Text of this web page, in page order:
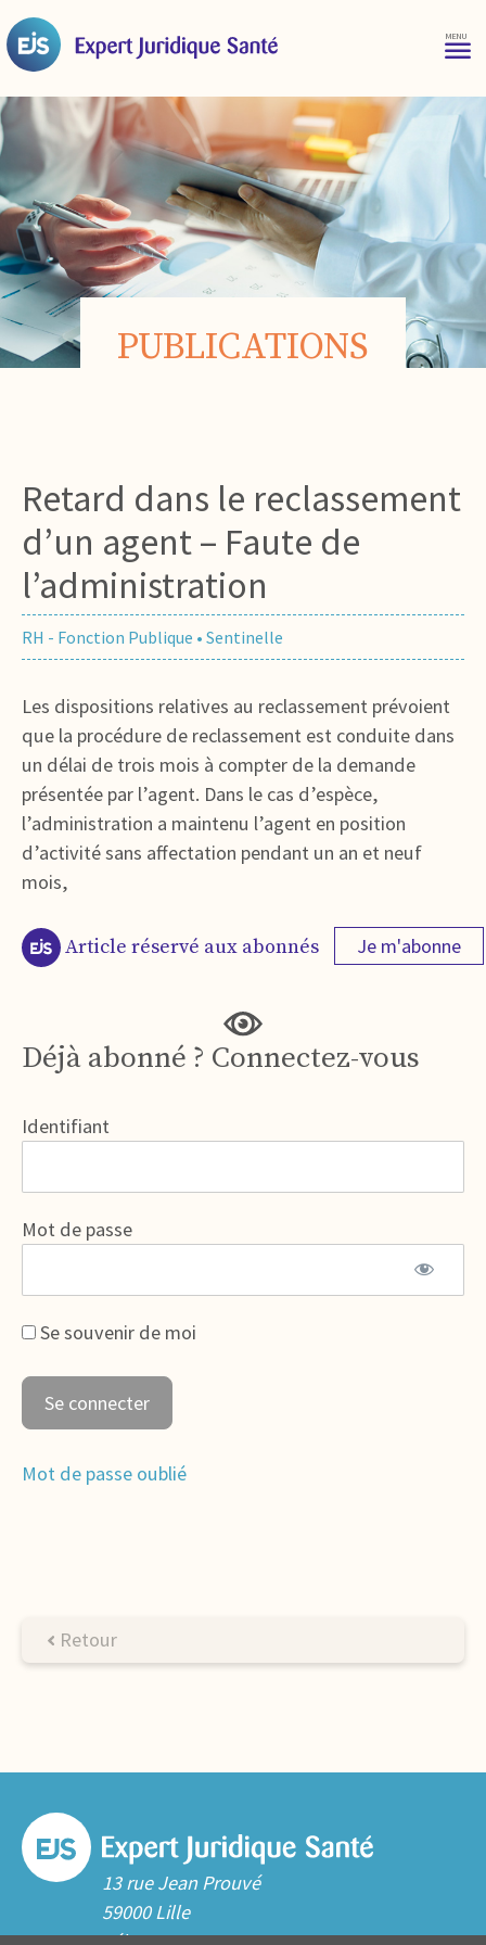
PUBLICATIONS
Retard dans le reclassement
d’un agent – Faute de
l’administration
RH - Fonction Publique • Sentinelle
Les dispositions relatives au reclassement prévoient
que la procédure de reclassement est conduite dans
un délai de trois mois à compter de la demande
présentée par l’agent. Dans le cas d’espèce,
l’administration a maintenu l’agent en position
d’activité sans affectation pendant un an et neuf
mois,
Article réservé aux abonnés Je m'abonne
Déjà abonné ? Connectez-vous
Identifiant
Mot de passe
Se souvenir de moi
Mot de passe oublié
Retour
13 rue Jean Prouvé
59000 Lille